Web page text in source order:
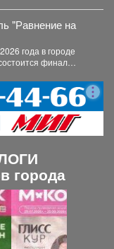
CIWU-
руб.
"Равнение на
года в городе
финал
патриотический
«Равнение на...
города